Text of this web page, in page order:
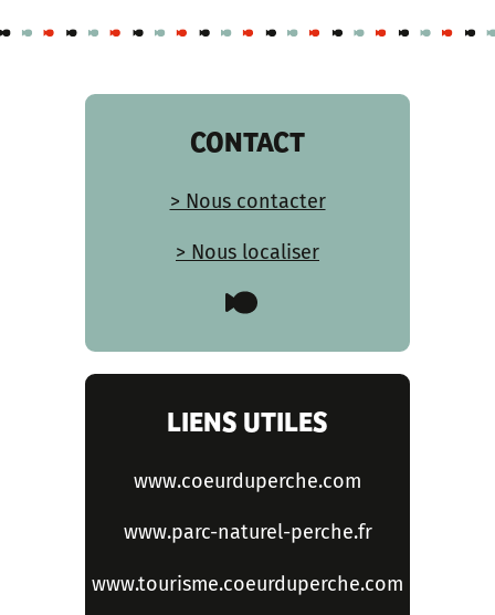
CONTACT
> Nous contacter
> Nous localiser
LIENS UTILES
www.coeurduperche.com
www.parc-naturel-perche.fr
www.tourisme.coeurduperche.com